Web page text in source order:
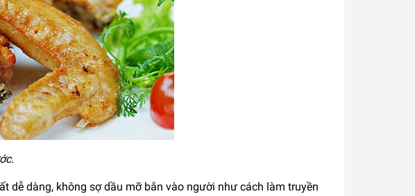
dễ dàng, không sợ dầu mỡ bắn vào người như cách làm truyền